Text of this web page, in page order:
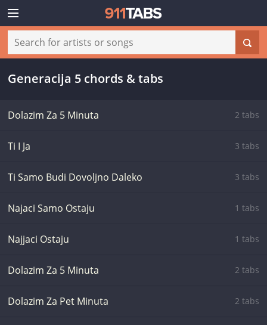
Generacija 5 chords & tabs
Dolazim Za 5 Minuta 2 tabs
Ti I Ja 3 tabs
Ti Samo Budi Dovoljno Daleko 3 tabs
Najaci Samo Ostaju 1 tabs
Najjaci Ostaju 1 tabs
Dolazim Za 5 Minuta 2 tabs
Dolazim Za Pet Minuta 2 tabs